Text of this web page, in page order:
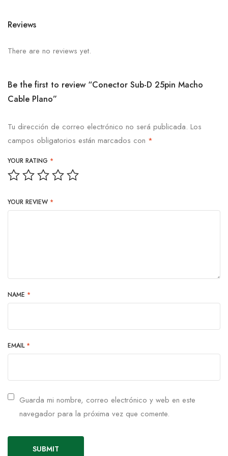
Reviews
There are no reviews yet.
Be the first to review “Conector Sub-D 25pin Macho
Cable Plano”
Tu dirección de correo electrónico no será publicada. Los
campos obligatorios están marcados con *
YOUR RATING *
YOUR REVIEW *
NAME *
EMAIL *
Guarda mi nombre, correo electrónico y web en este
navegador para la próxima vez que comente.